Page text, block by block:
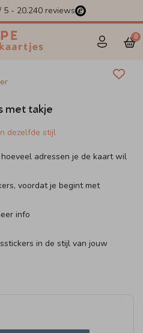
5 - 20.240 reviews
0
met takje
dezelfde stijl
adressen je de kaart wil
voordat je begint met
info
in de stijl van jouw